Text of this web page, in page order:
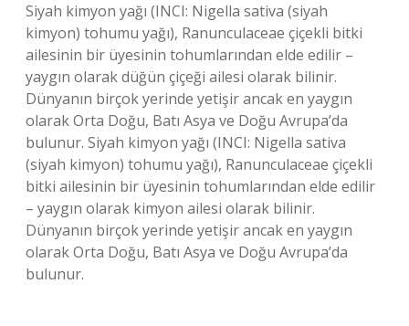
Siyah kimyon yağı (INCI: Nigella sativa (siyah
kimyon) tohumu yağı), Ranunculaceae çiçekli bitki
ailesinin bir üyesinin tohumlarından elde edilir –
yaygın olarak düğün çiçeği ailesi olarak bilinir.
Dünyanın birçok yerinde yetişir ancak en yaygın
olarak Orta Doğu, Batı Asya ve Doğu Avrupa’da
bulunur. Siyah kimyon yağı (INCI: Nigella sativa
(siyah kimyon) tohumu yağı), Ranunculaceae çiçekli
bitki ailesinin bir üyesinin tohumlarından elde edilir
– yaygın olarak kimyon ailesi olarak bilinir.
Dünyanın birçok yerinde yetişir ancak en yaygın
olarak Orta Doğu, Batı Asya ve Doğu Avrupa’da
bulunur.